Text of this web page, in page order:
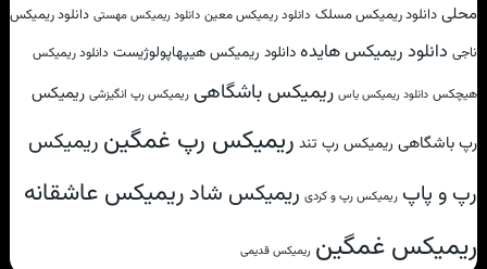
محلی دانلود ریمیکس مسلک دانلود ریمیکس معین دانلود ریمیکس مهستی دانلود ریمیکس
ناجی دانلود ریمیکس هایدهدانلود ریمیکس هیپهاپولوژیست دانلود ریمیکس
هیچکس دانلود ریمیکس یاس ریمیکس باشگاهی ریمیکس رپ انگیزشی ریمیکس
رپ باشگاهی ریمیکس رپ تند ریمیکس رپ غمگین ریمیکس
رپ و پاپ ریمیکس رپ و کردی ریمیکس شادریمیکس عاشقانه
ریمیکس غمگین ریمیکس قدیمی